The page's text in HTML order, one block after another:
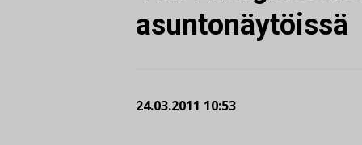
asuntonäytöissä
24.03.2011 10:53